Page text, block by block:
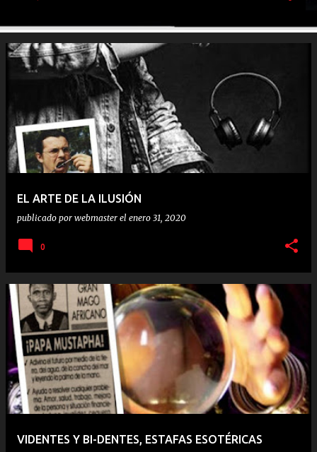
EL ARTE DE LA ILUSIÓN
publicado por webmaster el enero 31, 2020
0
VIDENTES Y BI-DENTES, ESTAFAS ESOTÉRICAS